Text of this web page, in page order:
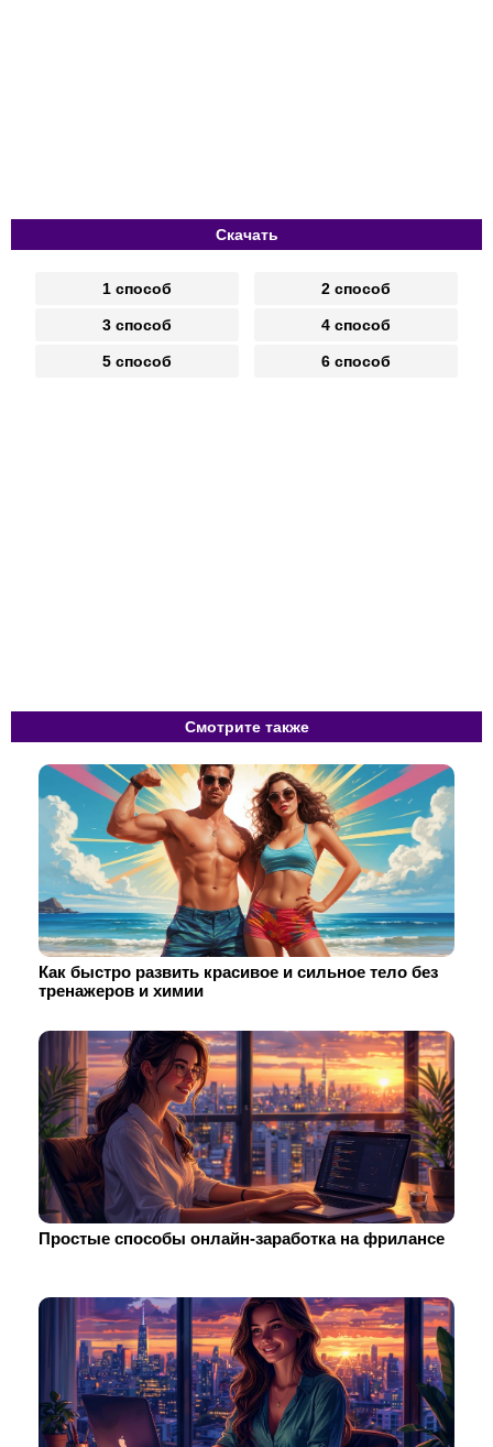
Скачать
1 способ 2 способ
3 способ 4 способ
5 способ 6 способ
Смотрите также
Как быстро развить красивое и сильное тело без
тренажеров и химии
Простые способы онлайн-заработка на фрилансе